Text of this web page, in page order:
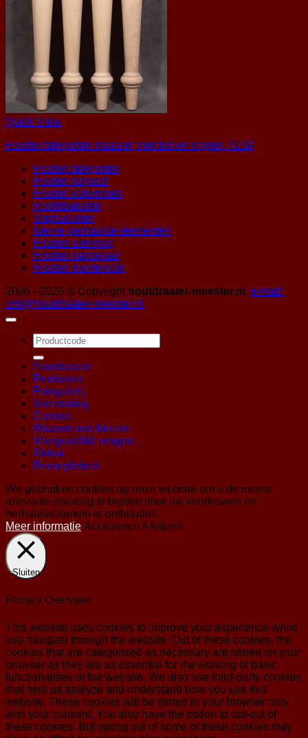
Quick View
Houten tafelpoten massief, met bol en ringen, TL59
Houten tafelpoten
Houten bolpoot
Houten kolommen
Hoofdbaluster
Trapbaluster
Kleine gedraaide elementen
Houten sierknop
Houten kandelaar
Houten mantelklok
2006 - 2026 © Copyright houtdraaier-meester.nl , e-mail:
info@houtdraaier-meester.nl
Zoeken
naar:
Houtdraaier
Producten
Fotogalerij
Verzending
Contact
Waarom ons kiezen
Veelgestelde vragen
Afdruk
Privacybeleid
We gebruiken cookies op onze website om u de meest
relevante ervaring te bieden door uw voorkeuren en
herhaalbezoeken te onthouden.
Meer informatie Accepteren Afwijzen
Sluiten
Privacy Overview
This website uses cookies to improve your experience while
you navigate through the website. Out of these cookies, the
cookies that are categorized as necessary are stored on your
browser as they are as essential for the working of basic
functionalities of the website. We also use third-party cookies
that help us analyze and understand how you use this
website. These cookies will be stored in your browser only
with your consent. You also have the option to opt-out of
these cookies. But opting out of some of these cookies may